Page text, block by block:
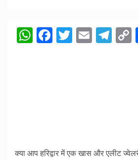
WhatsApp
Facebook
Twitter
Email
क्या आप हरिद्वार में एक खास और एलीट